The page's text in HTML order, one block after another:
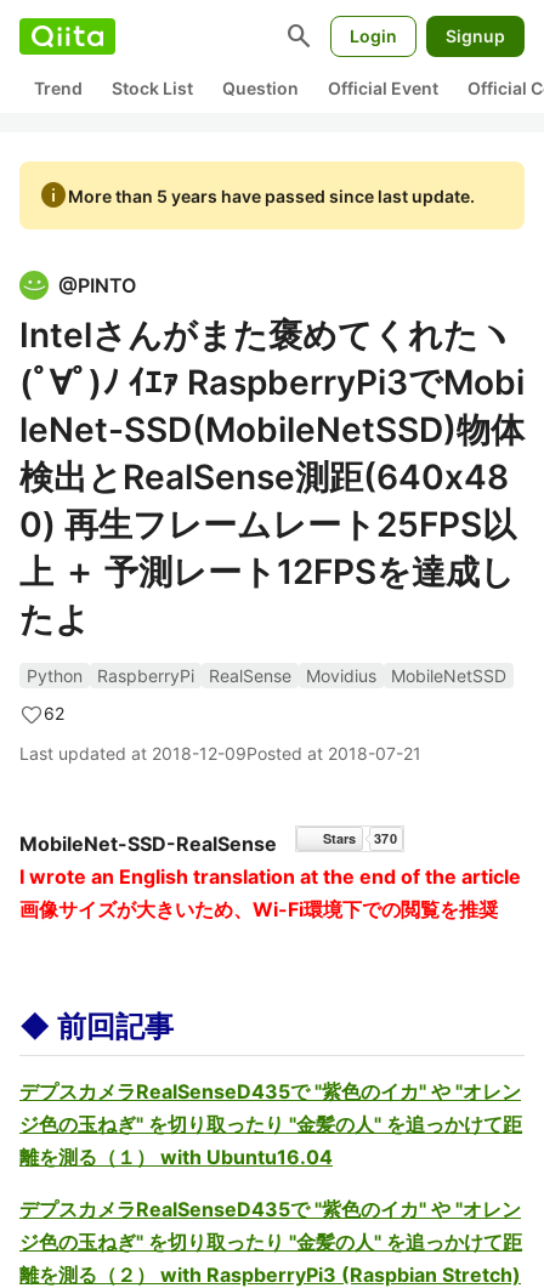
search Login Signup
Trend Stock List Question Official Event Official
infoMore than 5 years have passed since last update.
@PINTO
Intelさんがまた褒めてくれたヽ
(ﾟ∀ﾟ)ﾉ ｲｴｧ RaspberryPi3でMobi
leNet-SSD(MobileNetSSD)物体
検出とRealSense測距(640x48
0) 再生フレームレート25FPS以
上 ＋ 予測レート12FPSを達成し
たよ
Python RaspberryPi RealSense Movidius
MobileNetSSD
62
Last updated at 2018-12-09Posted at 2018-07-21
MobileNet-SSD-RealSense
I wrote an English translation at the end of the article
画像サイズが大きいため、Wi-Fi環境下での閲覧を推奨
◆ 前回記事
デプスカメラRealSenseD435で "紫色のイカ" や "オレン
ジ色の玉ねぎ" を切り取ったり "金髪の人" を追っかけて距
離を測る（１） with Ubuntu16.04
デプスカメラRealSenseD435で "紫色のイカ" や "オレン
ジ色の玉ねぎ" を切り取ったり "金髪の人" を追っかけて距
離を測る（２） with RaspberryPi3 (Raspbian Stretch)